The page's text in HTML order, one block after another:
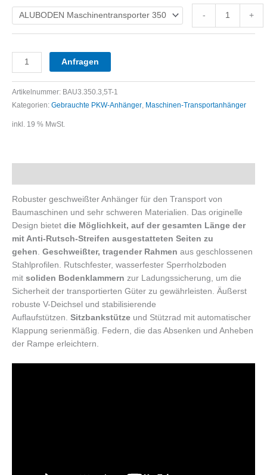
- +
Anfragen
Artikelnummer: BAU3.350.3,5T-1
Kategorien: Gebrauchte PKW-Anhänger Maschinen-Transportanhänger
inkl. 19 % MwSt.
Robuster geschweißter Anhänger für den Transport von
Baumaschinen und sehr schweren Materialien. Das originelle
Design bietet die Möglichkeit, auf der gesamten Länge der
mit Anti-Rutsch-Streifen ausgestatteten Seiten zu
gehen Geschweißter, tragender Rahmen aus geschlossenen
Stahlprofilen. Rutschfester, wasserfester Sperrholzboden
mit soliden Bodenklammern zur Ladungssicherung, um die
Sicherheit der transportierten Güter zu gewährleisten. Äußerst
robuste V-Deichsel und stabilisierende
Auflaufstützen. Sitzbankstütze und Stützrad mit automatischer
Klappung serienmäßig. Federn, die das Absenken und Anheben
der Rampe erleichtern.